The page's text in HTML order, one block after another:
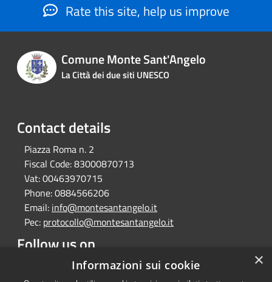
Rate this site, help us improve
Comune Monte Sant'Angelo
La Città dei due siti UNESCO
Contact details
Piazza Roma n. 2
Fiscal Code:83000870713
Vat:00463970715
Phone:0884566206
Email: info@montesantangelo.it
Pec: protocollo@montesantangelo.it
Follow us on
FacebookYoutubeInstagramTelegramWhatsapp ×
Informazioni sui cookie